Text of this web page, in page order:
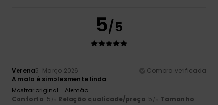
5/5
Verena5. Março 2026
Compra verificada
A mala é simplesmente linda
Mostrar original - Alemão
Conforto: 5 /5 Relação qualidade/preço: 5 /5 Tamanho: